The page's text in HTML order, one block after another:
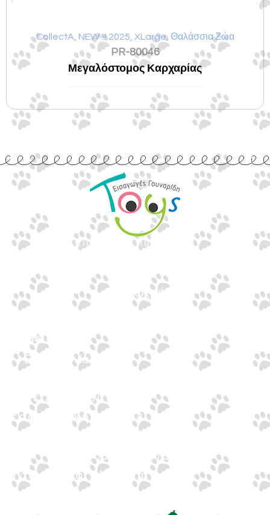
CollectA NEW !!! 2025 XLarge, Θαλάσσια Ζώα
PR-80046
Μεγαλόστομος Καρχαρίας
Εισαγωγές Παιχνιδιών
Αρχική
Τράπεζες
Επικοινωνία
Ιωνος Δραγούμη 14
Θεσσαλονίκη · 54624
+30 2310 551560
info@gounaridis.com